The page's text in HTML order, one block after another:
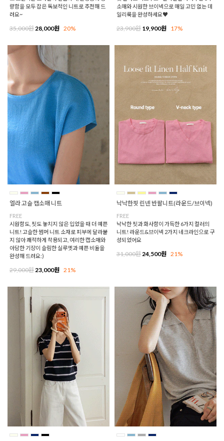
량함을 모두 잡은 독보적인 니트로 추천해 드
려요~
35,000원 28,000원 20%
소매와 시원한 브이넥으로 매일 고민 없는 데
일리룩을 완성하세요♥
23,900원 19,900원 17%
엘라 고슬 캡소매 니트
FREE
시원함도, 핏도 놓치지 않은 입었을 때 더 예쁜
니트! 고슬한 썸머 니트 소재로 피부에 달라붙
지 않아 쾌적하게 착용되고, 여리한 캡소매와
아담한 기장이 슬림한 실루엣과 예쁜 비율을
완성해 드려요:)
29,000원23,000원 21%
낙낙한핏 린넨 반팔니트(라운드/브이넥)
FREE
낙낙한 핏과 화사함이 가득한 6가지 컬러의
니트! 라운드&브이넥 2가지 네크라인으로 구
성되었어요
31,000원24,500원 21%